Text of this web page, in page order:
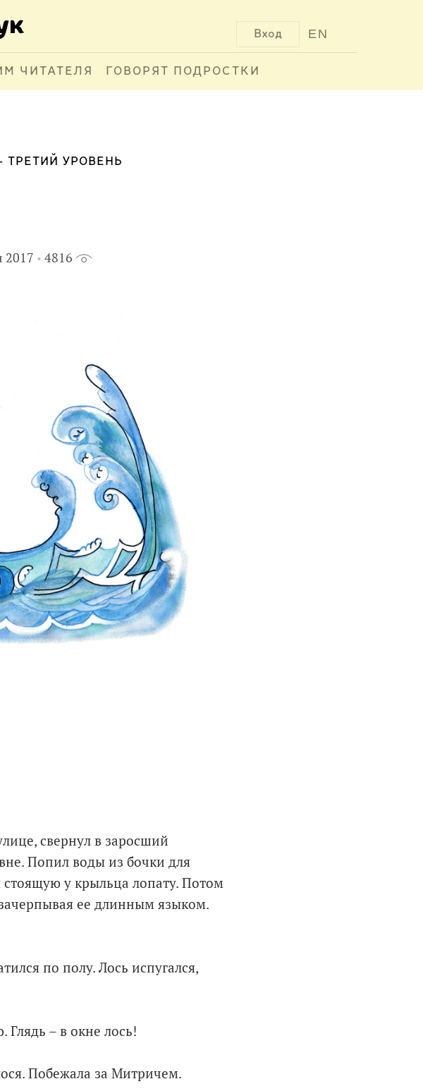
EN
Вход
ЧИТАТЕЛЯ ГОВОРЯТ ПОДРОСТКИ
ТРЕТИЙ УРОВЕНЬ
2017 4816
свернул в заросший
Попил воды из бочки для
стоящую у крыльца лопату. Потом
ее длинным языком.
по полу. Лось испугался,
– в окне лось!
Побежала за Митричем.